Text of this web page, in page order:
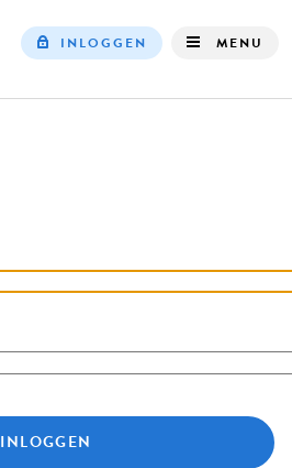
INLOGGEN MENU
INLOGGEN